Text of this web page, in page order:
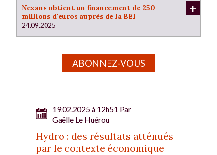
Nexans obtient un financement de 250
millions d'euros auprès de la BEI
24.09.2025
+
ABONNEZ-VOUS
19.02.2025 à 12h51 Par
Gaëlle Le Huérou
Hydro : des résultats atténués
par le contexte économique